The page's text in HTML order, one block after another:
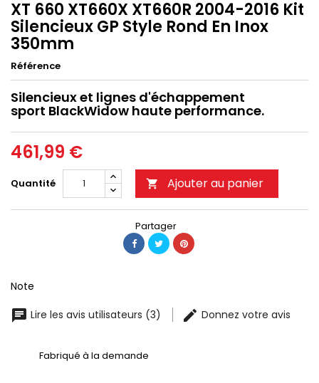
XT 660 XT660X XT660R 2004-2016 Kit
Silencieux GP Style Rond En Inox
350mm
Référence
Silencieux et lignes d'échappement
sport BlackWidow haute performance.
461,99 €
Quantité  Ajouter au panier
Partager
Note
Lire les avis utilisateurs (3)
Donnez votre avis
Fabriqué à la demande